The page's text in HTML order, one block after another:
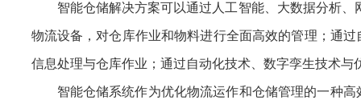
智能仓储解决方案可以通过人工智能、大数据分析
物流设备，对仓库作业和物料进行全面高效的管理；通
信息处理与仓库作业；通过自动化技术、数字孪生技术
智能仓储系统作为优化物流运作和仓储管理的一种